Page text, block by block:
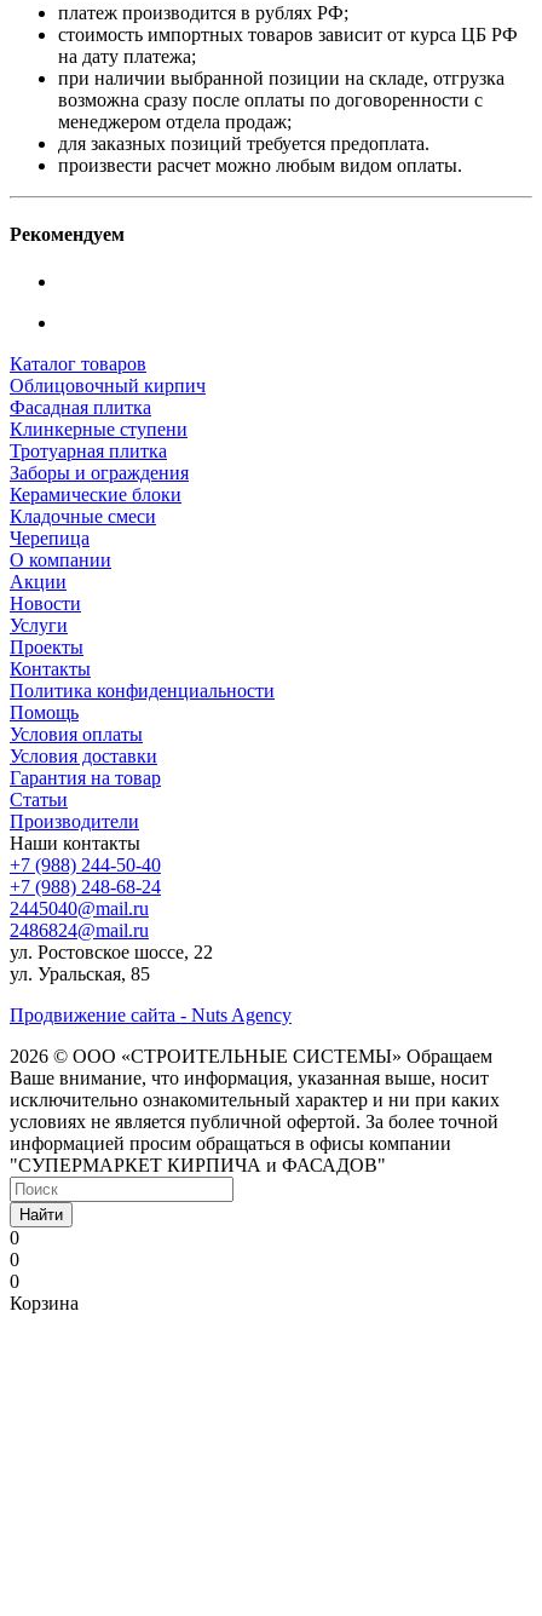
платеж производится в рублях РФ;
стоимость импортных товаров зависит от курса ЦБ РФ
на дату платежа;
при наличии выбранной позиции на складе, отгрузка
возможна сразу после оплаты по договоренности с
менеджером отдела продаж;
для заказных позиций требуется предоплата.
произвести расчет можно любым видом оплаты.
Рекомендуем
Каталог товаров
Облицовочный кирпич
Фасадная плитка
Клинкерные ступени
Тротуарная плитка
Заборы и ограждения
Керамические блоки
Кладочные смеси
Черепица
О компании
Акции
Новости
Услуги
Проекты
Контакты
Политика конфиденциальности
Помощь
Условия оплаты
Условия доставки
Гарантия на товар
Статьи
Производители
Наши контакты
+7 (988) 244-50-40
+7 (988) 248-68-24
2445040@mail.ru
2486824@mail.ru
ул. Ростовское шоссе, 22
ул. Уральская, 85
Продвижение сайта - Nuts Agency
2026 © ООО «СТРОИТЕЛЬНЫЕ СИСТЕМЫ» Обращаем
Ваше внимание, что информация, указанная выше, носит
исключительно ознакомительный характер и ни при каких
условиях не является публичной офертой. За более точной
информацией просим обращаться в офисы компании
"СУПЕРМАРКЕТ КИРПИЧА и ФАСАДОВ"
Найти
0
0
0
Корзина